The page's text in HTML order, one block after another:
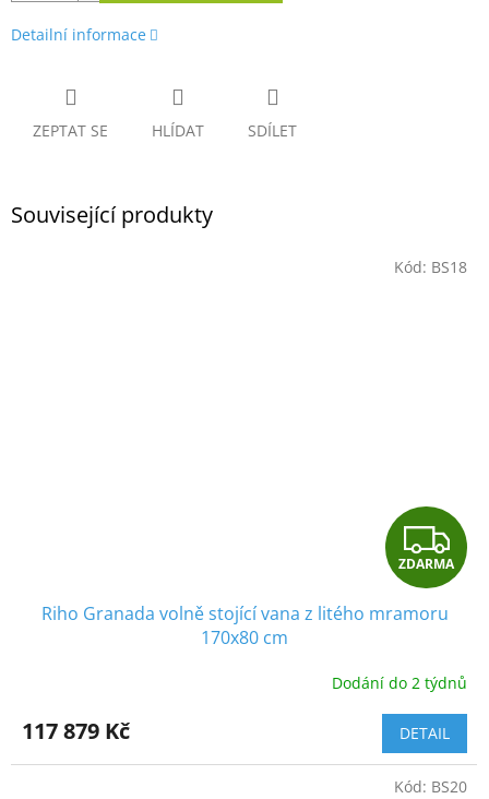
Detailní informace
ZEPTAT SE HLÍDAT SDÍLET
Související produkty
Z
D
R
M
A
ZDARMA
Riho Granada volně stojící vana z litého mramoru
170x80 cm
Dodání do 2 týdnů
117 879 Kč DETAIL
Kód: BS18
Kód: BS20